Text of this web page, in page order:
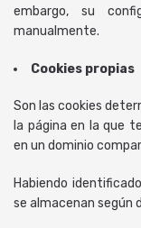
embargo, su
manualmente.
Cookies propias
Son las cookies
la página en la que
en un dominio
Habiendo
se almacenan según